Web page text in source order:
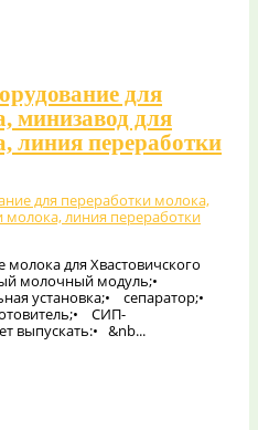
для
минизавод для
линия переработки
для Хвастовичского
молочный модуль;•
установка;• сепаратор;•
СИП-
выпускать:• &nb...